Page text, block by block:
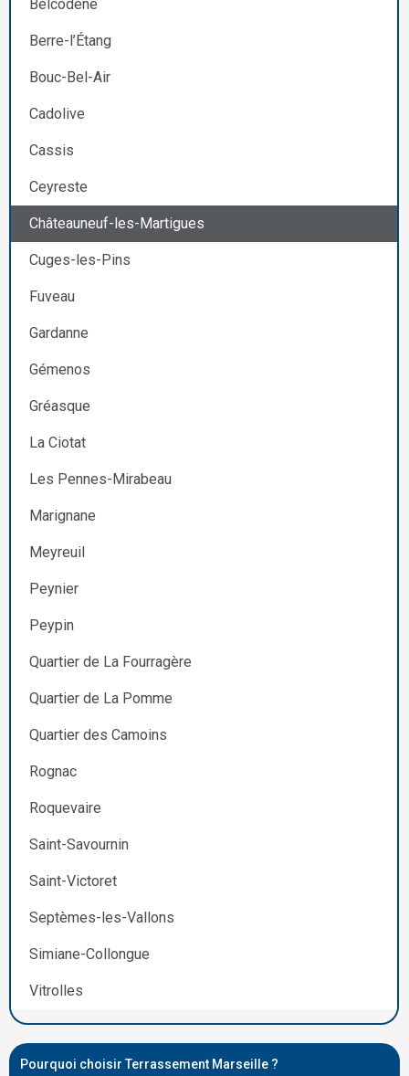
Belcodène
Berre-l’Étang
Bouc-Bel-Air
Cadolive
Cassis
Ceyreste
Châteauneuf-les-Martigues
Cuges-les-Pins
Fuveau
Gardanne
Gémenos
Gréasque
La Ciotat
Les Pennes-Mirabeau
Marignane
Meyreuil
Peynier
Peypin
Quartier de La Fourragère
Quartier de La Pomme
Quartier des Camoins
Rognac
Roquevaire
Saint-Savournin
Saint-Victoret
Septèmes-les-Vallons
Simiane-Collongue
Vitrolles
Pourquoi choisir Terrassement Marseille ?